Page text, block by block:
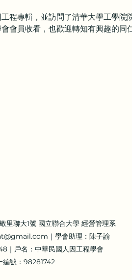
程專輯，並訪問了清華大學工學院
會員收看，也歡迎轉知有興趣的同
里聯大1號 國立聯合大學 經營管理系
｜學會助理：陳子諭
｜戶名：中華民國人因工程學會
編號：98281742